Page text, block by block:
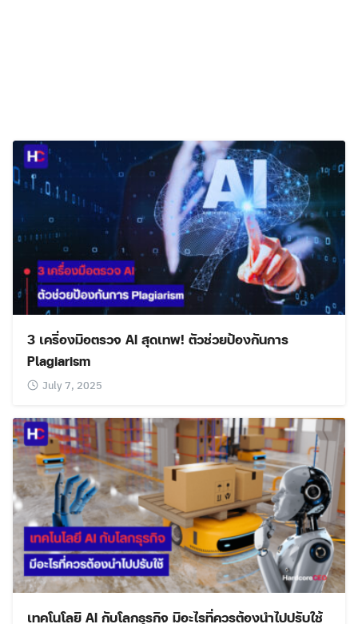
3 เครื่องมือตรวจ AI สุดเทพ! ตัวช่วยป้องกันการ
Plagiarism
July 7, 2025
เทคโนโลยี AI กับโลกธุรกิจ มีอะไรที่ควรต้องนำไปปรับใช้